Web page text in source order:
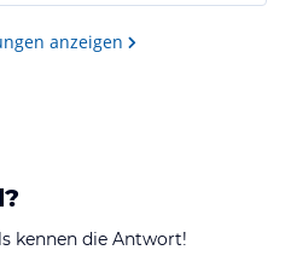
anzeigen
kennen die Antwort!